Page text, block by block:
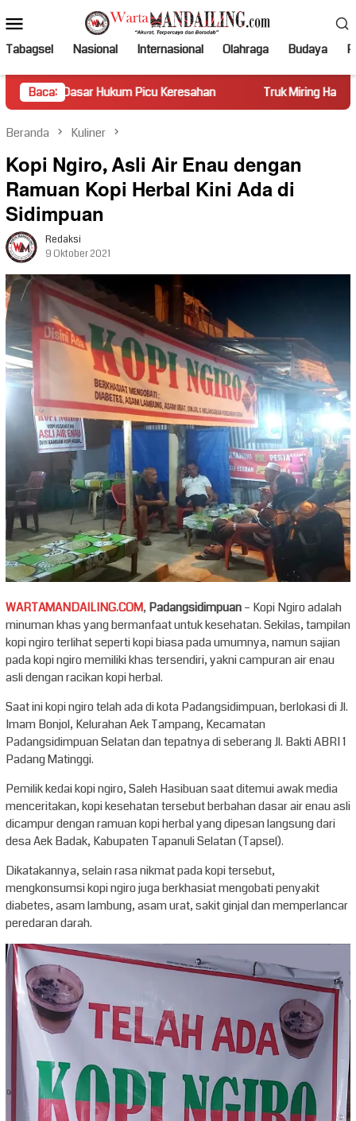
ke
kontenMobile
Tabagsel Nasional Internasional Olahraga Budaya
Baca:
Picu Keresahan Truk Miring Hambat Arus Lalu Lintas
Beranda Kuliner
Kopi Ngiro, Asli Air Enau dengan
Ramuan Kopi Herbal Kini Ada di
Sidimpuan
Redaksi
9 Oktober 2021
WARTAMANDAILING.COM, Padangsidimpuan– Kopi Ngiro adalah
minuman khas yang bermanfaat untuk kesehatan. Sekilas, tampilan
kopi ngiro terlihat seperti kopi biasa pada umumnya, namun sajian
pada kopi ngiro memiliki khas tersendiri, yakni campuran air enau
asli dengan racikan kopi herbal.
Saat ini kopi ngiro telah ada di kota Padangsidimpuan, berlokasi di Jl.
Imam Bonjol, Kelurahan Aek Tampang, Kecamatan
Padangsidimpuan Selatan dan tepatnya di seberang Jl. Bakti ABRI 1
Padang Matinggi.
Pemilik kedai kopi ngiro, Saleh Hasibuan saat ditemui awak media
menceritakan, kopi kesehatan tersebut berbahan dasar air enau asli
dicampur dengan ramuan kopi herbal yang dipesan langsung dari
desa Aek Badak, Kabupaten Tapanuli Selatan (Tapsel).
Dikatakannya, selain rasa nikmat pada kopi tersebut,
mengkonsumsi kopi ngiro juga berkhasiat mengobati penyakit
diabetes, asam lambung, asam urat, sakit ginjal dan memperlancar
peredaran darah.